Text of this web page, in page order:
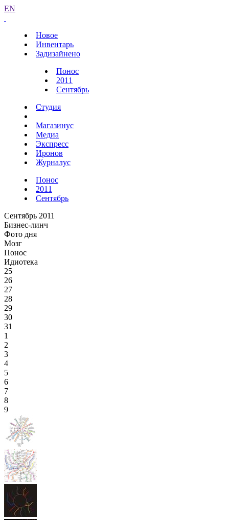
EN
Новое
Инвентарь
Задизайнено
Понос
2011
Сентябрь
Студия
Магазинус
Медиа
Экспресс
Иронов
Журналус
Понос
2011
Сентябрь
Сентябрь 2011
Бизнес-линч
Фото дня
Мозг
Понос
Идиотека
25
26
27
28
29
30
31
1
2
3
4
5
6
7
8
9